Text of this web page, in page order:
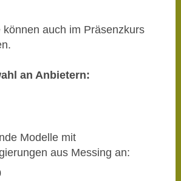
können auch im Präsenzkurs
an Anbietern:
Modelle mit
aus Messing an:
20